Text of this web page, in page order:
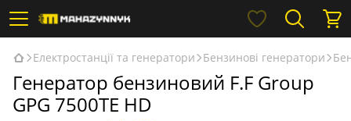
Електростанції та генератори Бензинові генератори
Генератор бензиновий F.F Group
GPG 7500TE HD